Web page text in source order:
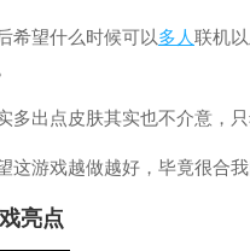
希望什么时候可以多人联机以
多出点皮肤其实也不介意，只
这游戏越做越好，毕竟很合我
亮点